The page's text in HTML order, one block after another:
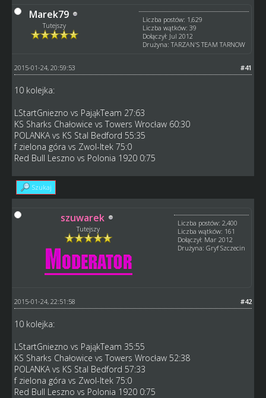
Marek79
Tutejszy
Liczba postów: 1,629
Liczba wątków: 39
Dołączył: Jul 2012
Drużyna: TARZAN'S TEAM TARNOW
#41
2015-01-24, 20:59:53
10 kolejka:
LStartGniezno vs PająkTeam 27:63
KS Sharks Chałowice vs Towers Wrocław 60:30
POLANKA vs KS Stal Bedford 55:35
f zielona góra vs Zwol-Itek 75:0
Red Bull Leszno vs Polonia 1920 0:75
Szukaj
szuwarek
Tutejszy
Liczba postów: 2,400
Liczba wątków: 161
Dołączył: Mar 2012
Drużyna: Gryf Szczecin
#42
2015-01-24, 22:51:58
10 kolejka:
LStartGniezno vs PająkTeam 35:55
KS Sharks Chałowice vs Towers Wrocław 52:38
POLANKA vs KS Stal Bedford 57:33
f zielona góra vs Zwol-Itek 75:0
Red Bull Leszno vs Polonia 1920 0:75